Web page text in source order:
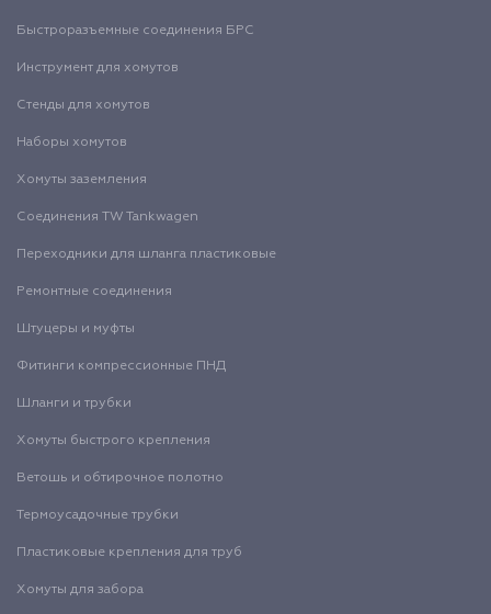
Быстроразъемные соединения БРС
Инструмент для хомутов
Стенды для хомутов
Наборы хомутов
Хомуты заземления
Соединения TW Tankwagen
Переходники для шланга пластиковые
Ремонтные соединения
Штуцеры и муфты
Фитинги компрессионные ПНД
Шланги и трубки
Хомуты быстрого крепления
Ветошь и обтирочное полотно
Термоусадочные трубки
Пластиковые крепления для труб
Хомуты для забора